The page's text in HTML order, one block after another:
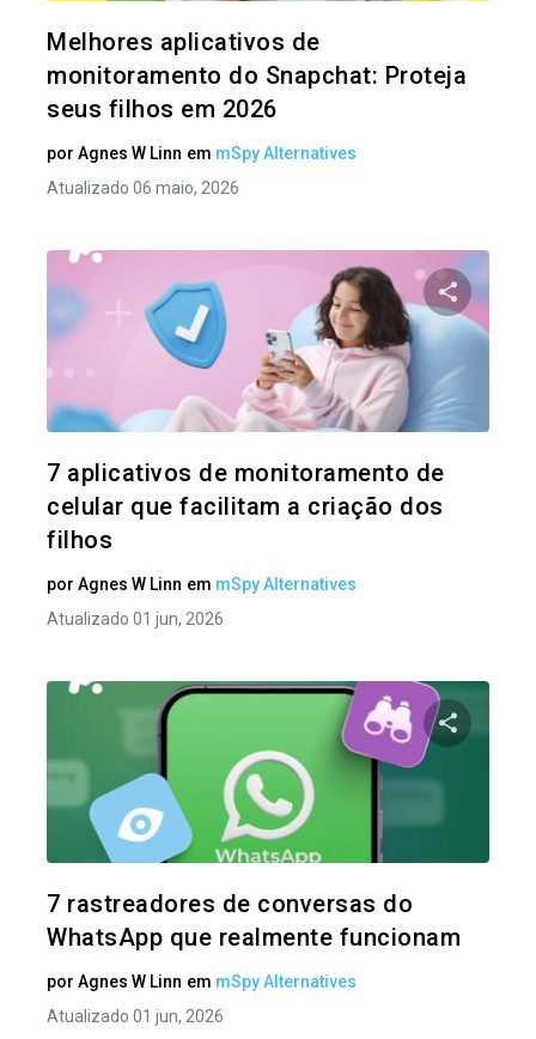
Melhores aplicativos de
monitoramento do Snapchat: Proteja
seus filhos em 2026
por Agnes W Linn em mSpy Alternatives
Atualizado 06 maio, 2026
7 aplicativos de monitoramento de
celular que facilitam a criação dos
filhos
por Agnes W Linn em mSpy Alternatives
Atualizado 01 jun, 2026
7 rastreadores de conversas do
WhatsApp que realmente funcionam
por Agnes W Linn em mSpy Alternatives
Atualizado 01 jun, 2026